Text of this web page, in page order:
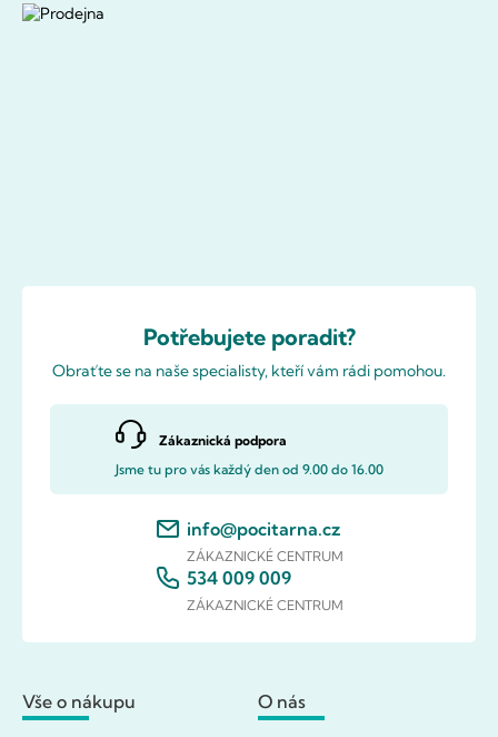
Potřebujete poradit?
Obraťte se na naše specialisty, kteří vám rádi pomohou.
Zákaznická podpora
Jsme tu pro vás každý den od 9.00 do 16.00
info@pocitarna.cz
ZÁKAZNICKÉ CENTRUM
534 009 009
ZÁKAZNICKÉ CENTRUM
Vše o nákupu O nás